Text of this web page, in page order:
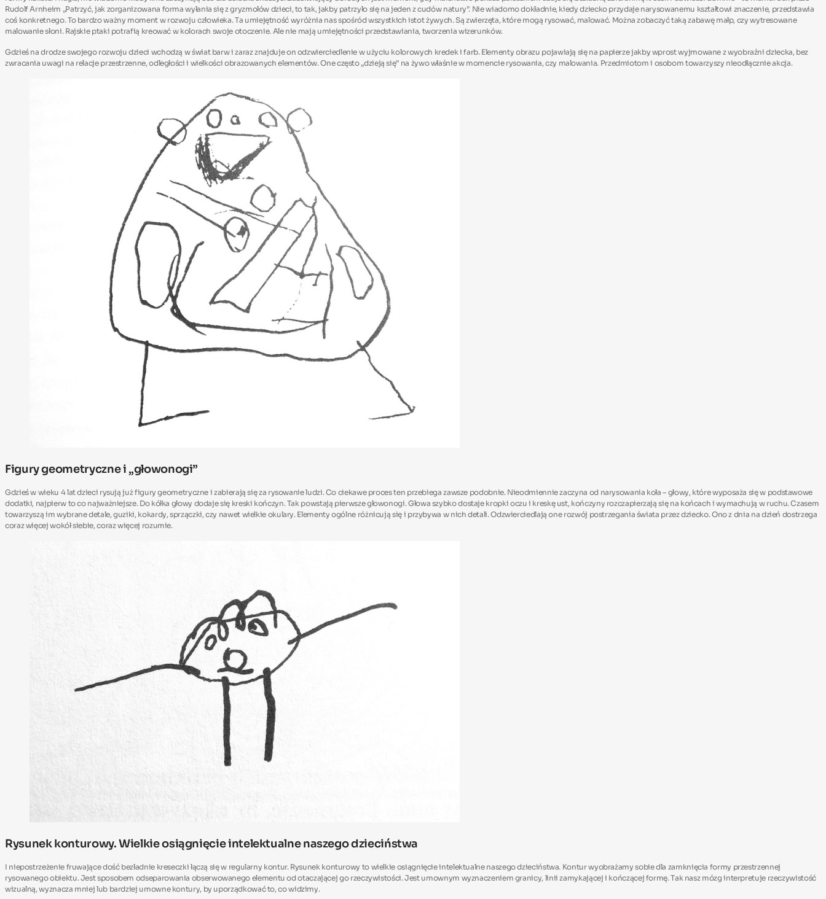
Rudolf Arnheim „Patrzyć, jak zorganizowana forma wyłania się z gryzmołów dzieci, to tak, jakby patrzyło się na jeden z cudów natury”. Nie wiadomo dokładnie, kiedy dziecko przydaje narysowanemu kształtowi znaczenie, przedstawia
coś konkretnego. To bardzo ważny moment w rozwoju człowieka. Ta umiejętność wyróżnia nas spośród wszystkich istot żywych. Są zwierzęta, które mogą rysować, malować. Można zobaczyć taką zabawę małp, czy wytresowane
malowanie słoni. Rajskie ptaki potrafią kreować w kolorach swoje otoczenie. Ale nie mają umiejętności przedstawiania, tworzenia wizerunków.
Gdzieś na drodze swojego rozwoju dzieci wchodzą w świat barw i zaraz znajduje on odzwierciedlenie w użyciu kolorowych kredek i farb. Elementy obrazu pojawiają się na papierze jakby wprost wyjmowane z wyobraźni dziecka, bez
zwracania uwagi na relacje przestrzenne, odległości i wielkości obrazowanych elementów. One często „dzieją się” na żywo właśnie w momencie rysowania, czy malowania. Przedmiotom i osobom towarzyszy nieodłącznie akcja.
Figury geometryczne i „głowonogi”
Gdzieś w wieku 4 lat dzieci rysują już figury geometryczne i zabierają się za rysowanie ludzi. Co ciekawe proces ten przebiega zawsze podobnie. Nieodmiennie zaczyna od narysowania koła – głowy, które wyposaża się w podstawowe
dodatki, najpierw to co najważniejsze. Do kółka głowy dodaje się kreski kończyn. Tak powstają pierwsze głowonogi. Głowa szybko dostaje kropki oczu i kreskę ust, kończyny rozczapierzają się na końcach i wymachują w ruchu. Czasem
towarzyszą im wybrane detale, guziki, kokardy, sprzączki, czy nawet wielkie okulary. Elementy ogólne różnicują się i przybywa w nich detali. Odzwierciedlają one rozwój postrzegania świata przez dziecko. Ono z dnia na dzień dostrzega
coraz więcej wokół siebie, coraz więcej rozumie.
Rysunek konturowy. Wielkie osiągnięcie intelektualne naszego dzieciństwa
I niepostrzeżenie fruwające dość bezładnie kreseczki łączą się w regularny kontur. Rysunek konturowy to wielkie osiągnięcie intelektualne naszego dzieciństwa. Kontur wyobrażamy sobie dla zamknięcia formy przestrzennej
rysowanego obiektu. Jest sposobem odseparowania obserwowanego elementu od otaczającej go rzeczywistości. Jest umownym wyznaczeniem granicy, linii zamykającej i kończącej formę. Tak nasz mózg interpretuje rzeczywistość
wizualną, wyznacza mniej lub bardziej umowne kontury, by uporządkować to, co widzimy.